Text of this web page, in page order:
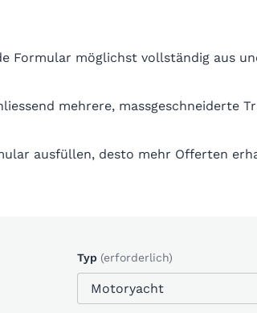
Formular möglichst vollständig aus
mehrere, massgeschneiderte
ausfüllen, desto mehr Offerten
Typ (erforderlich)